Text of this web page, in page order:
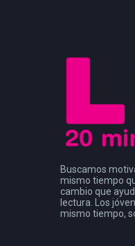
Buscamos
mismo tiempo
cambio que
lectura. Los
mismo tiempo,